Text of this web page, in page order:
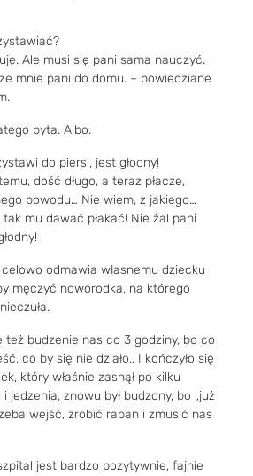
Ale musi się pani sama nauczyć.
mnie pani do domu. – powiedziane
pyta. Albo:
do piersi, jest głodny!
dość długo, a teraz płacze,
powodu… Nie wiem, z jakiego…
mu dawać płakać! Nie żal pani
odmawia własnemu dziecku
męczyć noworodka, na którego
też budzenie nas co 3 godziny, bo co
co by się nie działo.. I kończyło się
który właśnie zasnął po kilku
jedzenia, znowu był budzony, bo „już
wejść, zrobić raban i zmusić nas
jest bardzo pozytywnie, fajnie